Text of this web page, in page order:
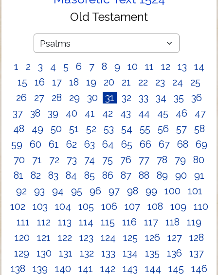
Old Testament
1 2 3 4 5 6 7 8 9 10 11 12 13
14
15
16 17 18 19 20 21 22 23 24
25
26
27 28 29 30 31 32 33 34 35
36
37
38 39 40 41 42 43 44 45 46
47
48
49 50 51 52 53 54 55 56 57
58
59
60 61 62 63 64 65 66 67 68
69
70
71 72 73 74 75 76 77 78 79
80
81
82 83 84 85 86 87 88 89 90
91
92
93 94 95 96 97 98 99 100
101
102
103 104 105 106 107 108 109
110
111
112 113 114 115 116 117 118
119
120
121 122 123 124 125 126 127
128
129
130 131 132 133 134 135 136
137
138
139 140 141 142 143 144 145
146